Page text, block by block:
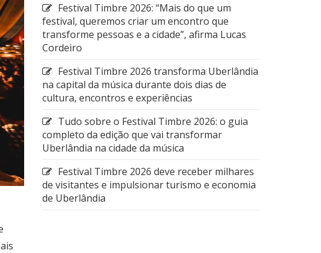
Festival Timbre 2026: “Mais do que um
festival, queremos criar um encontro que
transforme pessoas e a cidade”, afirma Lucas
Cordeiro
Festival Timbre 2026 transforma Uberlândia
na capital da música durante dois dias de
cultura, encontros e experiências
Tudo sobre o Festival Timbre 2026: o guia
completo da edição que vai transformar
Uberlândia na cidade da música
Festival Timbre 2026 deve receber milhares
de visitantes e impulsionar turismo e economia
de Uberlândia